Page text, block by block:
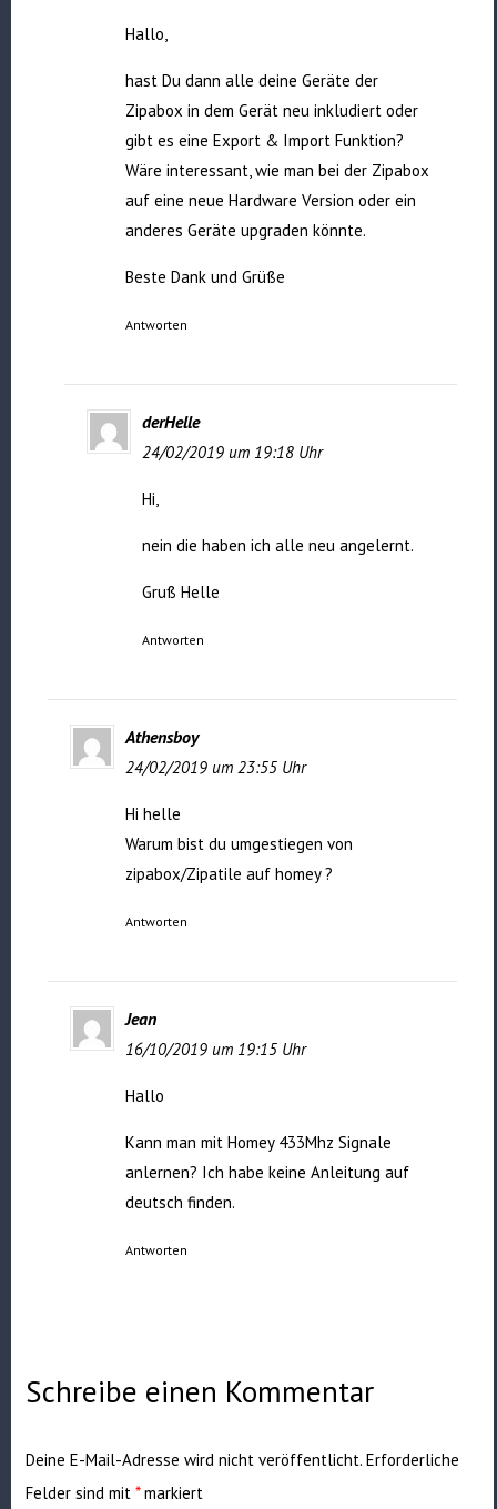
Hallo,
hast Du dann alle deine Geräte der
Zipabox in dem Gerät neu inkludiert oder
gibt es eine Export & Import Funktion?
Wäre interessant, wie man bei der Zipabox
auf eine neue Hardware Version oder ein
anderes Geräte upgraden könnte.
Beste Dank und Grüße
Antworten
derHelle
24/02/2019 um 19:18 Uhr
Hi,
nein die haben ich alle neu angelernt.
Gruß Helle
Antworten
Athensboy
24/02/2019 um 23:55 Uhr
Hi helle
Warum bist du umgestiegen von
zipabox/Zipatile auf homey ?
Antworten
Jean
16/10/2019 um 19:15 Uhr
Hallo
Kann man mit Homey 433Mhz Signale
anlernen? Ich habe keine Anleitung auf
deutsch finden.
Antworten
Schreibe einen Kommentar
Deine E-Mail-Adresse wird nicht veröffentlicht. Erforderliche
Felder sind mit*markiert